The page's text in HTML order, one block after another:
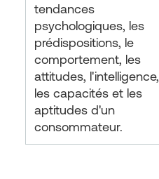
tendances
psychologiques, les
prédispositions, le
comportement, les
attitudes, l'intelligence,
les capacités et les
aptitudes d'un
consommateur.